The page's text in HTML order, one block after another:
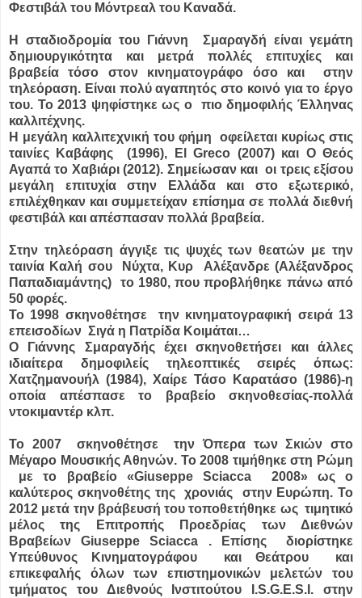
Φεστιβάλ του Μόντρεαλ του Καναδά.
Η σταδιοδρομία του Γιάννη Σμαραγδή είναι γεμάτη
δημιουργικότητα και μετρά πολλές επιτυχίες και
βραβεία τόσο στον κινηματογράφο όσο και στην
τηλεόραση. Είναι πολύ αγαπητός στο κοινό για το έργο
του. Το 2013 ψηφίστηκε ως ο πιο δημοφιλής Έλληνας
καλλιτέχνης.
Η μεγάλη καλλιτεχνική του φήμη οφείλεται κυρίως στις
ταινίες Καβάφης (1996), El Greco (2007) και Ο Θεός
Αγαπά το Χαβιάρι (2012). Σημείωσαν και οι τρεις εξίσου
μεγάλη επιτυχία στην Ελλάδα και στο εξωτερικό,
επιλέχθηκαν και συμμετείχαν επίσημα σε πολλά διεθνή
φεστιβάλ και απέσπασαν πολλά βραβεία.
Στην τηλεόραση άγγιξε τις ψυχές των θεατών με την
ταινία Καλή σου Νύχτα, Κυρ Αλέξανδρε (Αλέξανδρος
Παπαδιαμάντης) το 1980, που προβλήθηκε πάνω από
50 φορές.
Το 1998 σκηνοθέτησε την κινηματογραφική σειρά 13
επεισοδίων Σιγά η Πατρίδα Κοιμάται…
Ο Γιάννης Σμαραγδής έχει σκηνοθετήσει και άλλες
ιδιαίτερα δημοφιλείς τηλεοπτικές σειρές όπως:
Χατζημανουήλ (1984), Χαίρε Τάσο Καρατάσο (1986)-η
οποία απέσπασε το βραβείο σκηνοθεσίας-πολλά
ντοκιμαντέρ κλπ.
Το 2007 σκηνοθέτησε την Όπερα των Σκιών στο
Μέγαρο Μουσικής Αθηνών. Το 2008 τιμήθηκε στη Ρώμη
με το βραβείο «Giuseppe Sciacca 2008» ως ο
καλύτερος σκηνοθέτης της χρονιάς στην Ευρώπη. Το
2012 μετά την βράβευσή του τοποθετήθηκε ως τιμητικό
μέλος της Επιτροπής Προεδρίας των Διεθνών
Βραβείων Giuseppe Sciacca . Επίσης διορίστηκε
Υπεύθυνος Κινηματογράφου και Θεάτρου και
επικεφαλής όλων των επιστημονικών μελετών του
τμήματος του Διεθνούς Ινστιτούτου I.S.G.E.S.I. στην